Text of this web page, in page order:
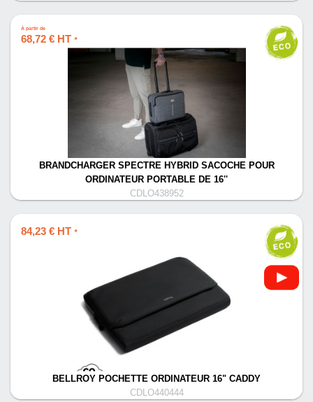
À partir de
68,72 € HT *
BRANDCHARGER SPECTRE HYBRID SACOCHE POUR
ORDINATEUR PORTABLE DE 16''
CDLO438952
84,23 € HT *
BELLROY POCHETTE ORDINATEUR 16" CADDY
CDLO440444